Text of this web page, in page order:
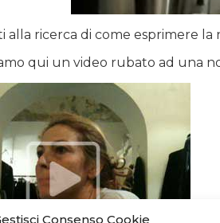
Consenso Cookie
alla ricerca di come esprimere la
qui un video rubato ad una